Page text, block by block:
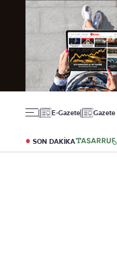
E-Gazete
SON DAKİKA
Politika